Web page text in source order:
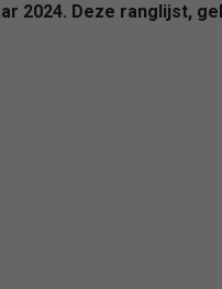
2024. Deze ranglijst,